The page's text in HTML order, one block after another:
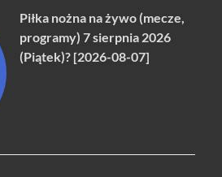
Piłka nożna na żywo (mecze,
programy) 7 sierpnia 2026
(Piątek)? [2026-08-07]